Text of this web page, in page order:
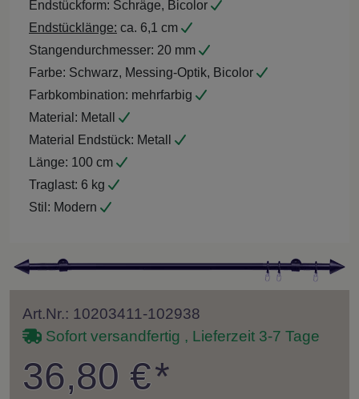
Endstückform: Schräge, Bicolor
Endstücklänge: ca. 6,1 cm
Stangendurchmesser: 20 mm
Farbe: Schwarz, Messing-Optik, Bicolor
Farbkombination: mehrfarbig
Material: Metall
Material Endstück: Metall
Länge: 100 cm
Traglast: 6 kg
Stil: Modern
Art.Nr.: 10203411-102938
Sofort versandfertig , Lieferzeit 3-7 Tage
36,80 €*